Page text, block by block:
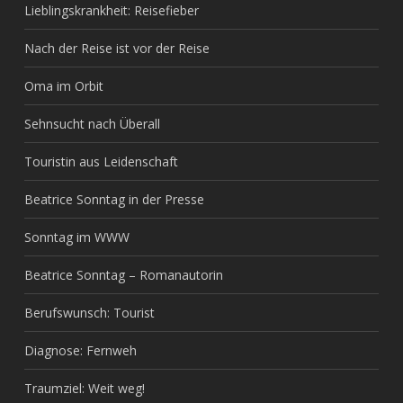
Lieblingskrankheit: Reisefieber
Nach der Reise ist vor der Reise
Oma im Orbit
Sehnsucht nach Überall
Touristin aus Leidenschaft
Beatrice Sonntag in der Presse
Sonntag im WWW
Beatrice Sonntag – Romanautorin
Berufswunsch: Tourist
Diagnose: Fernweh
Traumziel: Weit weg!